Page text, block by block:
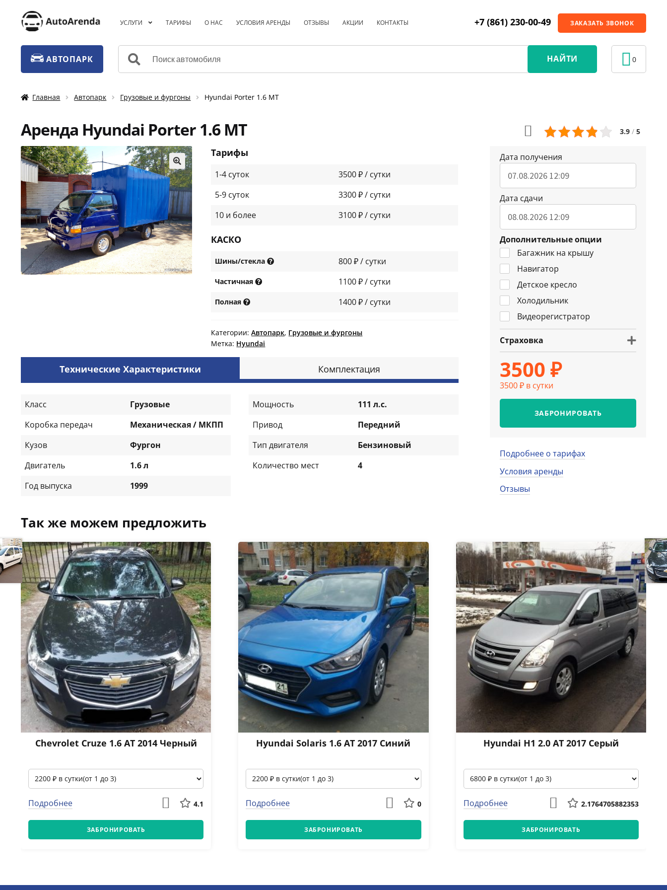
УСЛУГИ ТАРИФЫ О НАС УСЛОВИЯ АРЕНДЫ ОТЗЫВЫ АКЦИИ КОНТАКТЫ +7 (861) 230-00-49 ЗАКАЗАТЬ ЗВОНОК
АВТОПАРК
Искать:
НАЙТИ 0
Главная Автопарк Грузовые и фургоны Hyundai Porter 1.6 МТ
Аренда Hyundai Porter 1.6 МТ 3.9 / 5
🔍
Тарифы
1-4 суток
3500 ₽ / сутки
5-9 суток
3300 ₽ / сутки
10 и более
3100 ₽ / сутки
КАСКО
Шины/стекла 800 ₽ / сутки
Частичная 1100 ₽ / сутки
Полная 1400 ₽ / сутки
Категории:Автопарк, Грузовые и фургоны
Метка: Нyundai
Технические Характеристики Комплектация
Класс
Грузовые
Коробка передач
Механическая / МКПП
Кузов
Фургон
Двигатель
1.6 л
Год выпуска
1999
Мощность
111 л.с.
Привод
Передний
Тип двигателя
Бензиновый
Количество мест
4
Дата получения
Дата сдачи
Дополнительные опции
Багажник на крышу
Навигатор
Детское кресло
Холодильник
Видеорегистратор
Страховка
3500 ₽
3500 ₽ в сутки
ЗАБРОНИРОВАТЬ
Подробнее о тарифах
Условия аренды
Отзывы
Так же можем предложить
Chevrolet Cruze 1.6 АТ 2014 Черный
Подробнее 4.1
ЗАБРОНИРОВАТЬ
Hyundai Solaris 1.6 АТ 2017 Синий
Подробнее 0
ЗАБРОНИРОВАТЬ
Hyundai H1 2.0 АТ 2017 Серый
Подробнее 2.1764705882353
ЗАБРОНИРОВАТЬ